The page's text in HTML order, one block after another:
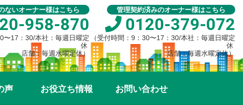
ないオーナー様はこちら
958-870
〜17：30/本社：毎週日曜定
休
店舗：毎週水曜定休）
管理契約済みのオーナー様はこちら
0120-379-072
（受付時間：9：30〜17：30/本社：毎週日曜定
休
店舗：毎週水曜定休）
声 お役立ち情報 お問い合わせ